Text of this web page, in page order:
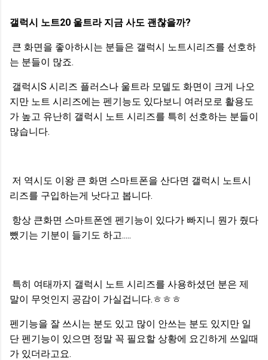
갤럭시 노트20 울트라 지금 사도 괜찮을까?
큰 화면을 좋아하시는 분들은 갤럭시 노트시리즈를 선호하
는 분들이 많죠.
갤럭시S 시리즈 플러스나 울트라 모델도 화면이 크게 나오
지만 노트 시리즈에는 펜기능도 있다보니 여러모로 활용도
가 높고 유난히 갤럭시 노트 시리즈를 특히 선호하는 분들이
많습니다.
저 역시도 이왕 큰 화면 스마트폰을 산다면 갤럭시 노트시
리즈를 구입하는게 낫다고 봅니다.
항상 큰화면 스마트폰엔 펜기능이 있다가 빠지니 뭔가 줬다
뺐기는 기분이 들기도 하고.....
특히 여태까지 갤럭시 노트 시리즈를 사용하셨던 분은 제
말이 무엇인지 공감이 가실겁니다.ㅎㅎㅎ
펜기능을 잘 쓰시는 분도 있고 많이 안쓰는 분도 있지만 일
단 펜기능이 있으면 정말 꼭 필요할 상황에 요긴하게 쓰일때
가 있더라고요.